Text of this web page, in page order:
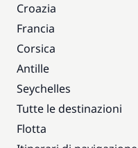
Croazia
Francia
Corsica
Antille
Seychelles
Tutte le destinazioni
Flotta